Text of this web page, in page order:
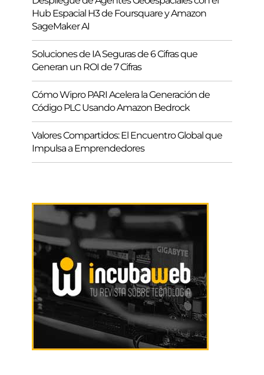
Hub Espacial H3 de Foursquare y Amazon
SageMaker AI
Soluciones de IA Seguras de 6 Cifras que
Generan un ROI de 7 Cifras
Cómo Wipro PARI Acelera la Generación de
Código PLC Usando Amazon Bedrock
Valores Compartidos: El Encuentro Global que
Impulsa a Emprendedores